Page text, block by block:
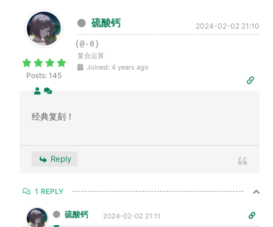
Posts: 145
硫酸钙
2024-02-02 21:10
(@-8)
复合运算
Joined: 4 years ago
经典复刻！
Reply
1 REPLY
硫酸钙 2024-02-02 21:11